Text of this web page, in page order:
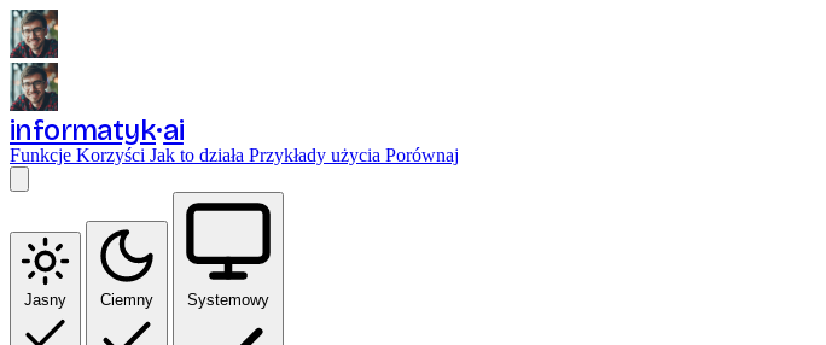
informatyk ai
Funkcje Korzyści Jak to działa Przykłady użycia Porównaj
Jasny Ciemny Systemowy